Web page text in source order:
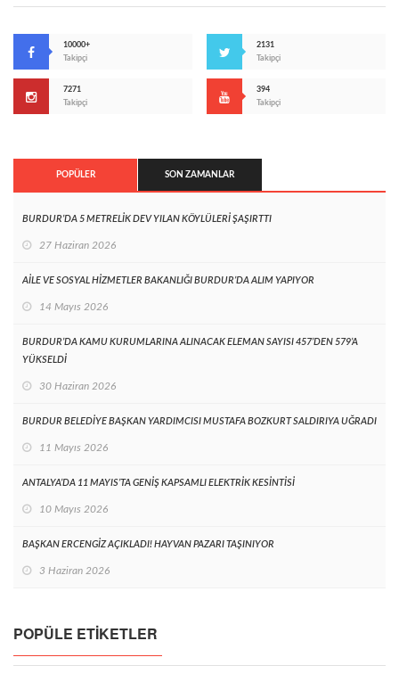
10000+
Takipçi
2131
Takipçi
7271
Takipçi
394
Takipçi
POPÜLER SON ZAMANLAR
BURDUR’DA 5 METRELİK DEV YILAN KÖYLÜLERİ ŞAŞIRTTI
27 Haziran 2026
AİLE VE SOSYAL HİZMETLER BAKANLIĞI BURDUR’DA ALIM YAPIYOR
14 Mayıs 2026
BURDUR’DA KAMU KURUMLARINA ALINACAK ELEMAN SAYISI 457’DEN 579’A
YÜKSELDİ
30 Haziran 2026
BURDUR BELEDİYE BAŞKAN YARDIMCISI MUSTAFA BOZKURT SALDIRIYA UĞRADI
11 Mayıs 2026
ANTALYA’DA 11 MAYIS’TA GENİŞ KAPSAMLI ELEKTRİK KESİNTİSİ
10 Mayıs 2026
BAŞKAN ERCENGİZ AÇIKLADI! HAYVAN PAZARI TAŞINIYOR
3 Haziran 2026
POPÜLE ETIKETLER